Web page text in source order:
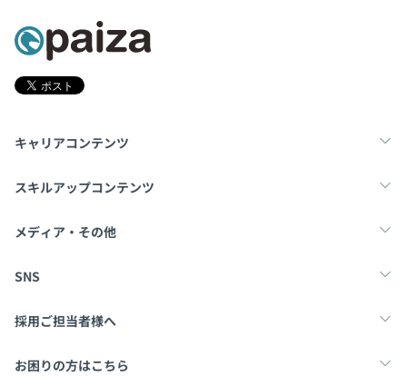
キャリアコンテンツ
転職・キャリア
スキルアップコンテンツ
学習
メディア・その他
Tech Team Journal
SNS
X
採用ご担当者様へ
採用・教育をお考えの企業様へ
お困りの方はこちら